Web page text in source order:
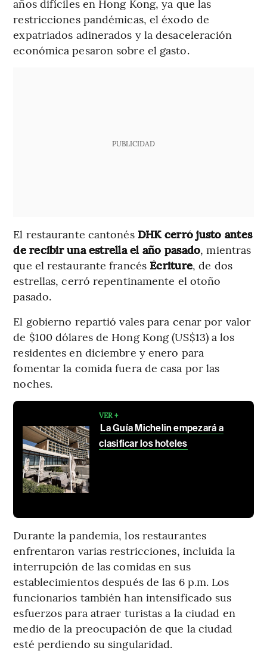
años difíciles en Hong Kong, ya que las
restricciones pandémicas, el éxodo de
expatriados adinerados y la desaceleración
económica pesaron sobre el gasto.
PUBLICIDAD
El restaurante cantonésDHK cerró justo antes
de recibir una estrella el año pasado, mientras
que el restaurante francés Écriture, de dos
estrellas, cerró repentinamente el otoño
pasado.
El gobierno repartió vales para cenar por valor
de $100 dólares de Hong Kong (US$13) a los
residentes en diciembre y enero para
fomentar la comida fuera de casa por las
noches.
VER +
La Guía Michelin empezará a
clasificar los hoteles
Durante la pandemia, los restaurantes
enfrentaron varias restricciones, incluida la
interrupción de las comidas en sus
establecimientos después de las 6 p.m. Los
funcionarios también han intensificado sus
esfuerzos para atraer turistas a la ciudad en
medio de la preocupación de que la ciudad
esté perdiendo su singularidad.